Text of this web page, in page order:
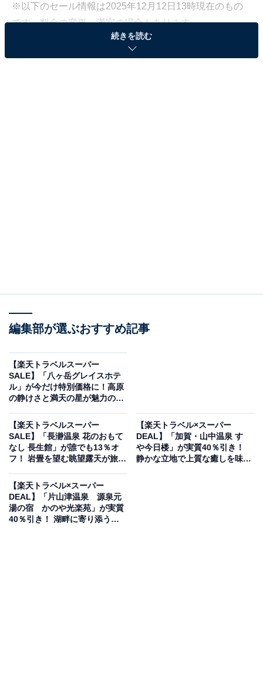
※以下のセール情報は2025年12月12日13時現在のもの
です。料金の変更、満室の場合もあります。
※本記事で紹介している商品の購入やサービスの利用により、売上の一部が
オールアバウトに還元されることがあります。
画像出典：楽天トラベル
可能です。
楽天トラベルでホテルを見る
続きを読む
編集部が選ぶおすすめ記事
【楽天トラベルスーパー
SALE】「八ヶ岳グレイスホテ
ル」が今だけ特別価格に！高原
の静けさと満天の星が魅力のホ
【楽天トラベルスーパー
SALE】「長瀞温泉 花のおもて
なし 長生館」が誰でも13％オ
フ！ 岩畳を望む眺望露天が旅情
【楽天トラベル×スーパー
DEAL】「加賀・山中温泉 すゞ
や今日楼」が実質40％引き！
静かな立地で上質な癒しを味わ
【楽天トラベル×スーパー
DEAL】「片山津温泉 源泉元
湯の宿 かのや光楽苑」が実質
40％引き！ 湖畔に寄り添う和